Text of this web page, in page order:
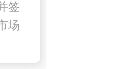
签
场